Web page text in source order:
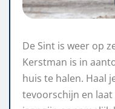
De Sint is weer op
Kerstman is in
huis te halen. Haal
tevoorschijn en